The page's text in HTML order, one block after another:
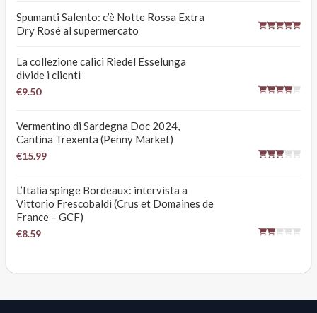
Spumanti Salento: c’è Notte Rossa Extra
Dry Rosé al supermercato
La collezione calici Riedel Esselunga
divide i clienti
€9.50
Vermentino di Sardegna Doc 2024,
Cantina Trexenta (Penny Market)
€15.99
L’Italia spinge Bordeaux: intervista a
Vittorio Frescobaldi (Crus et Domaines de
France – GCF)
€8.59